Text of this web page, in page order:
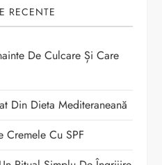
RECENTE
De Culcare Și Care
Din Dieta Mediteraneană
Cremele Cu SPF